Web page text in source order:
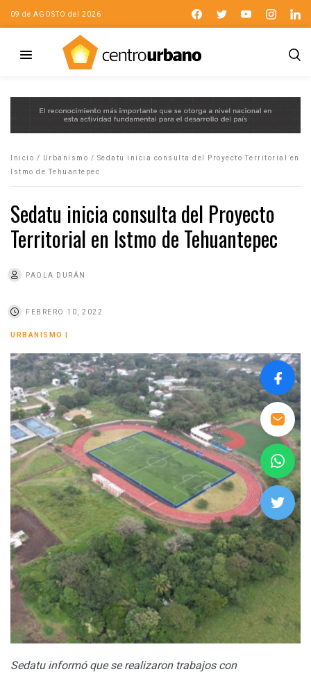
09 de AGOSTO del 2026
Inicio / Urbanismo / Sedatu inicia consulta del Proyecto Territorial en
Istmo de Tehuantepec
Sedatu inicia consulta del Proyecto
Territorial en Istmo de Tehuantepec
PAOLA DURÁN
FEBRERO 10, 2022
URBANISMO
Sedatu informó que se realizaron trabajos con